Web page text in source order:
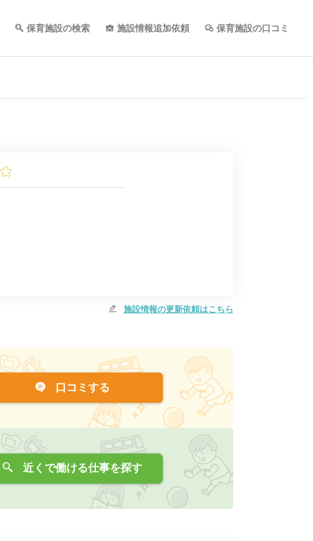
保育施設の検索 施設情報追加依頼 保育施設の口コミ
施設情報の更新依頼はこちら
口コミする
近くで働ける仕事を探す